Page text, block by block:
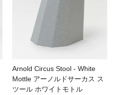
Arnold Circus Stool - White
Mottle アーノルドサーカス ス
ツール ホワイトモトル